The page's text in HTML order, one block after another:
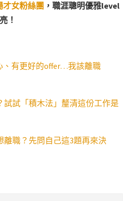
女粉絲團 ，職涯聰明優雅level
！
、有更好的offer…我該離職
試試「積木法」釐清這份工作是
離職？先問自己這3題再來決